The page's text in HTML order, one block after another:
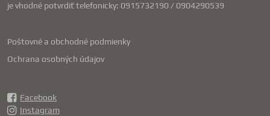
je vhodné potvrdiť telefonicky: 0915732190 / 0904290539
Poštovné a obchodné podmienky
Ochrana osobných údajov
Facebook
Instagram